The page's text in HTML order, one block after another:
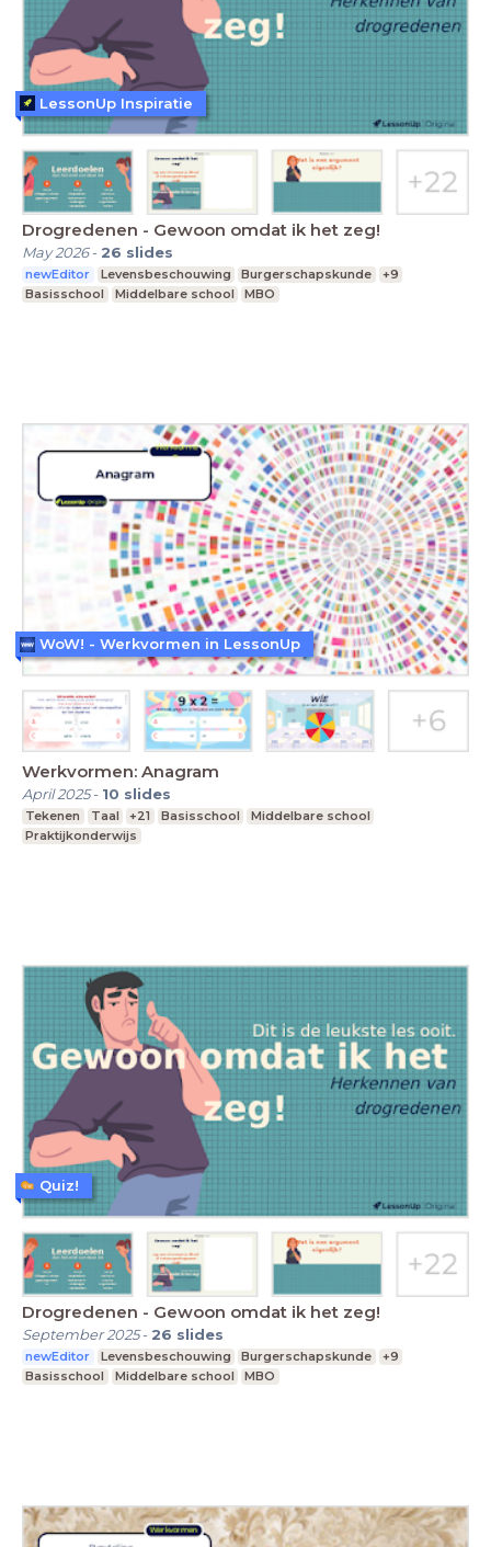
Drogredenen - Gewoon omdat ik het zeg!
May 2026- 26 slides
newEditor Levensbeschouwing Burgerschapskunde
+9
Basisschool
Middelbare school MBO
LessonUp Inspiratie
Werkvormen: Anagram
April 2025- 10 slides
Tekenen Taal +21 Basisschool
Middelbare school
Praktijkonderwijs
WoW! - Werkvormen in LessonUp
Drogredenen - Gewoon omdat ik het zeg!
September 2025- 26 slides
newEditor Levensbeschouwing Burgerschapskunde
+9
Basisschool
Middelbare school MBO
Quiz!